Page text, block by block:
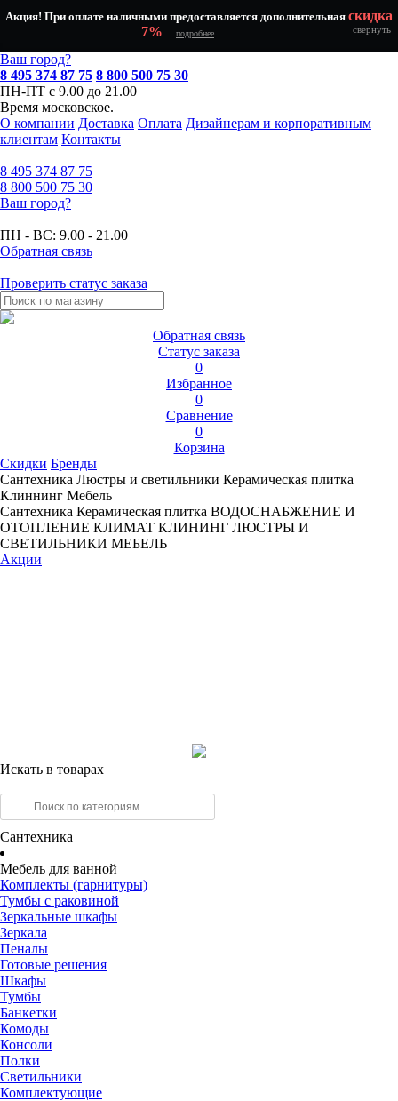
Акция! При оплате наличными предоставляется дополнительная скидка
7%
подробнее свернуть
Ваш город?
8 495 374 87 75 8 800 500 75 30
ПН-ПТ с 9.00 до 21.00
Время московское.
О компании Доставка Оплата Дизайнерам и корпоративным
клиентам Контакты
8 495 374 87 75
8 800 500 75 30
Ваш город?
ПН - ВС: 9.00 - 21.00
Обратная связь
Проверить статус заказа
Обратная связь
Статус заказа
0
Избранное
0
Сравнение
0
Корзина
Скидки Бренды
Сантехника Люстры и светильники Керамическая плитка
Клиннинг Мебель
Сантехника Керамическая плитка ВОДОСНАБЖЕНИЕ И
ОТОПЛЕНИЕ КЛИМАТ КЛИНИНГ ЛЮСТРЫ И
СВЕТИЛЬНИКИ МЕБЕЛЬ
Акции
Искать в товарах
Сантехника
Мебель для ванной
Комплекты (гарнитуры)
Тумбы с раковиной
Зеркальные шкафы
Зеркала
Пеналы
Готовые решения
Шкафы
Тумбы
Банкетки
Комоды
Консоли
Полки
Светильники
Комплектующие